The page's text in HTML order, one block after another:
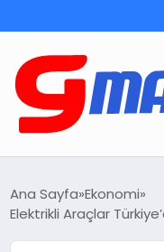
Ana Sayfa Ekonomi
Elektrikli Araçlar